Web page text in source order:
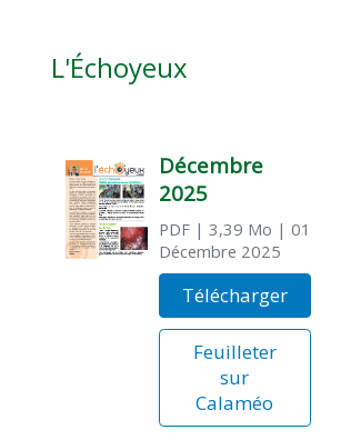
L'Échoyeux
Décembre
2025
PDF| 3,39 Mo | 01
Décembre 2025
Télécharger
Feuilleter
sur
Calaméo